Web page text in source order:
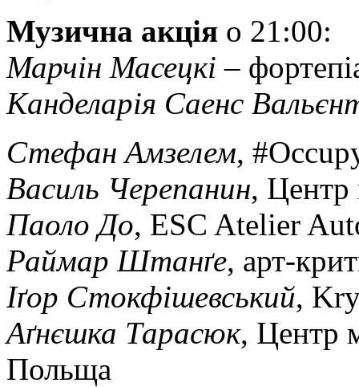
Музична акція о 21:00:
Марчін Масецкі–
Канделарія Саенс
Стефан Амзелем,
Василь Черепанин, Центр
Паоло До, ESC Atelier
Раймар Штанґе, арт-
Іґор Стокфішевський,
Аґнєшка Тарасюк, Центр
Польща